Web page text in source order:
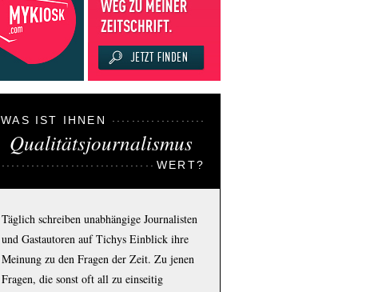
WAS IST IHNEN
Qualitätsjournalismus
WERT?
Täglich schreiben unabhängige Journalisten
und Gastautoren auf Tichys Einblick ihre
Meinung zu den Fragen der Zeit. Zu jenen
Fragen, die sonst oft all zu einseitig